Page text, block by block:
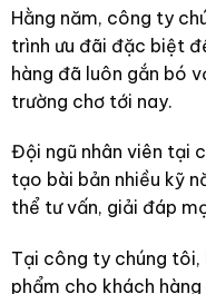
Hằng năm, công ty
trình ưu đãi đặc biệt
hàng đã luôn gắn bó
trường chơ tới nay.
Đội ngũ nhân viên tại
tạo bài bản nhiều kỹ
thể tư vấn, giải đáp
Tại công ty chúng
phẩm cho khách